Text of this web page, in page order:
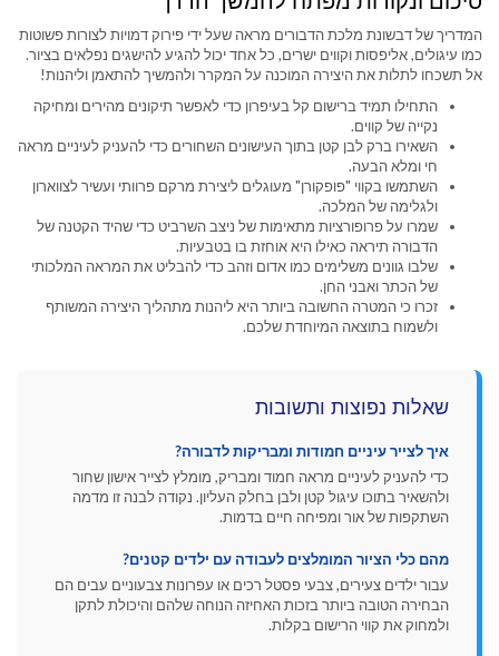
המדריך של דבשונת מלכת הדבורים מראה שעל ידי פירוק דמויות לצורות פשוטות
כמו עיגולים, אליפסות וקווים ישרים, כל אחד יכול להגיע להישגים נפלאים בציור.
אל תשכחו לתלות את היצירה המוכנה על המקרר ולהמשיך להתאמן וליהנות!
התחילו תמיד ברישום קל בעיפרון כדי לאפשר תיקונים מהירים ומחיקה
נקייה של קווים.
השאירו ברק לבן קטן בתוך העישונים השחורים כדי להעניק לעיניים מראה
חי ומלא הבעה.
השתמשו בקווי "פופקורן" מעוגלים ליצירת מרקם פרוותי ועשיר לצווארון
ולגלימה של המלכה.
שמרו על פרופורציות מתאימות של ניצב השרביט כדי שהיד הקטנה של
הדבורה תיראה כאילו היא אוחזת בו בטבעיות.
שלבו גוונים משלימים כמו אדום וזהב כדי להבליט את המראה המלכותי
של הכתר ואבני החן.
זכרו כי המטרה החשובה ביותר היא ליהנות מתהליך היצירה המשותף
ולשמוח בתוצאה המיוחדת שלכם.
שאלות נפוצות ותשובות
איך לצייר עיניים חמודות ומבריקות לדבורה?
כדי להעניק לעיניים מראה חמוד ומבריק, מומלץ לצייר אישון שחור
ולהשאיר בתוכו עיגול קטן ולבן בחלק העליון. נקודה לבנה זו מדמה
השתקפות של אור ומפיחה חיים בדמות.
מהם כלי הציור המומלצים לעבודה עם ילדים קטנים?
עבור ילדים צעירים, צבעי פסטל רכים או עפרונות צבעוניים עבים הם
הבחירה הטובה ביותר בזכות האחיזה הנוחה שלהם והיכולת לתקן
ולמחוק את קווי הרישום בקלות.